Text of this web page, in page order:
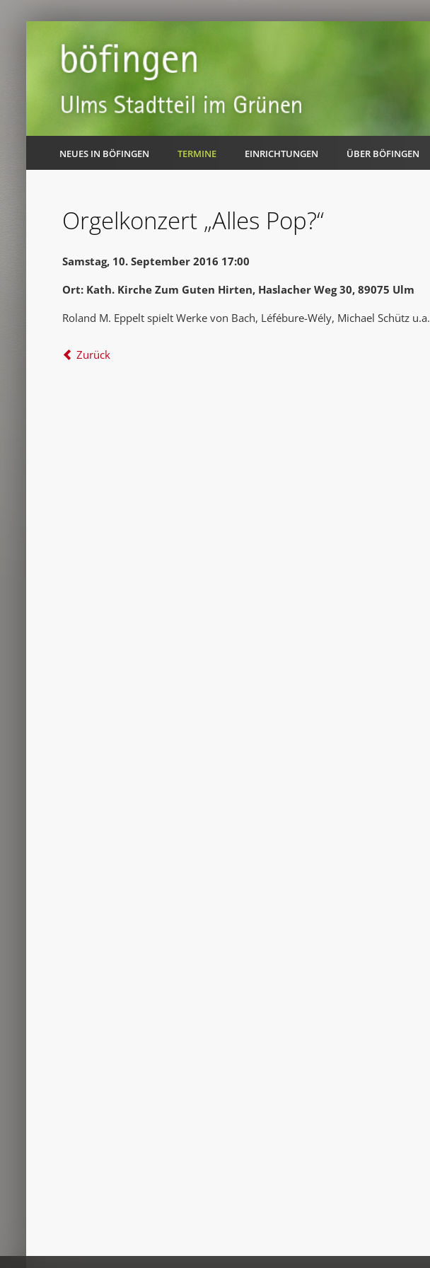
NEUES IN BÖFINGEN TERMINE EINRICHTUNGEN ÜBER BÖFINGEN
Orgelkonzert „Alles Pop?“
Samstag, 10. September 2016 17:00
Ort: Kath. Kirche Zum Guten Hirten, Haslacher Weg 30, 89075 Ulm
Roland M. Eppelt spielt Werke von Bach, Léfébure-Wély, Michael Schütz u.a.
Zurück